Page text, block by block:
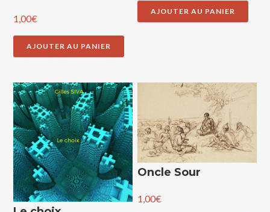
1,00€
AJOUTER AU PANIER
AJOUTER AU PANIER
Oncle Sour
1,00€